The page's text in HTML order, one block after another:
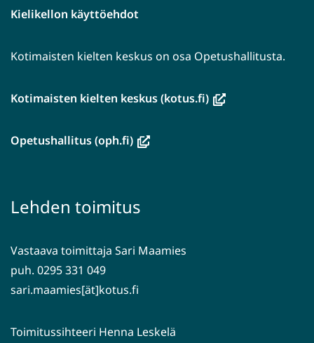
Kielikellon käyttöehdot
Kotimaisten kielten keskus on osa Opetushallitusta.
Kotimaisten kielten keskus (kotus.fi)(avautuu
Opetushallitus (oph.fi)(avautuu
toiseen
Lehden toimitus
Vastaava toimittaja Sari Maamies
puh. 0295 331 049
sari.maamies[ät]kotus.fi
Toimitussihteeri Henna Leskelä